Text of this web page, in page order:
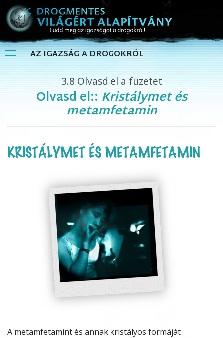
AZ IGAZSÁG A DROGOKRÓL
3.8 Olvasd el a füzetet
Olvasd el:: Kristálymet és
metamfetamin
KRISTÁLYMET ÉS METAMFETAMIN
A metamfetamint és annak kristályos formáját